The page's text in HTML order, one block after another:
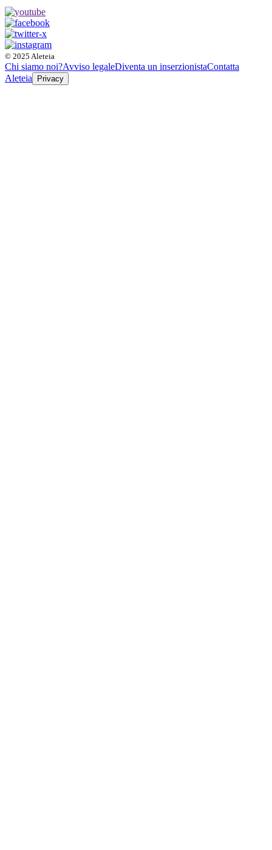
© 2025 Aleteia
Chi siamo noi?Avviso legaleDiventa un inserzionistaContatta
Aleteia
Privacy